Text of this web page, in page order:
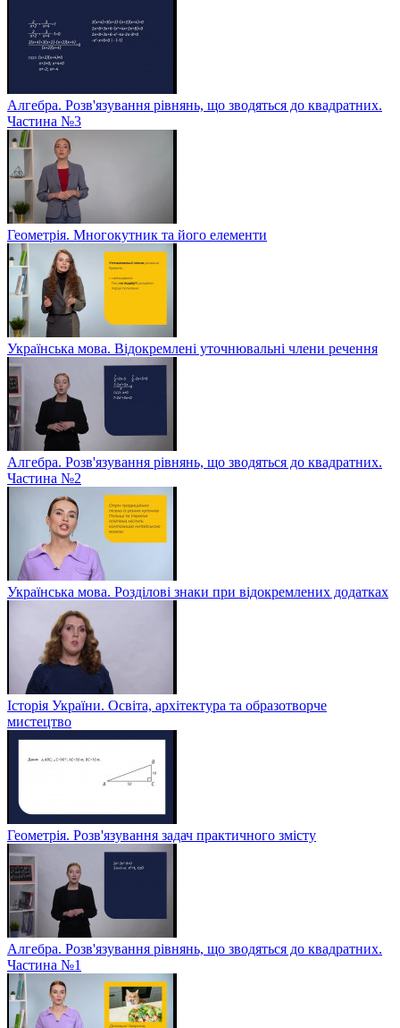
Алгебра. Розв'язування рівнянь, що зводяться до квадратних.
Частина №3
Геометрія. Многокутник та його елементи
Українська мова. Відокремлені уточнювальні члени речення
Алгебра. Розв'язування рівнянь, що зводяться до квадратних.
Частина №2
Українська мова. Розділові знаки при відокремлених додатках
Історія України. Освіта, архітектура та образотворче
мистецтво
Геометрія. Розв'язування задач практичного змісту
Алгебра. Розв'язування рівнянь, що зводяться до квадратних.
Частина №1